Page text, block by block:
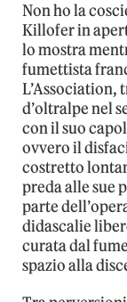
Non ho la
Killofer in
lo mostra
fumettista
L’Association,
d’oltralpe nel
con il suo
ovvero il
costretto
preda alle sue
parte
didascalie
curata dal
spazio alla